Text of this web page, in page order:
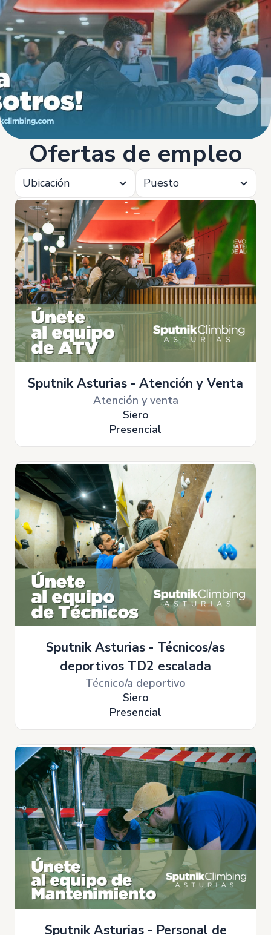
Ofertas de empleo
Ubicación Puesto
Sputnik Asturias - Atención y Venta
Atención y venta
Siero
Presencial
Sputnik Asturias - Técnicos/as
deportivos TD2 escalada
Técnico/a deportivo
Siero
Presencial
Sputnik Asturias - Personal de